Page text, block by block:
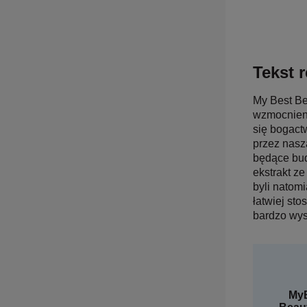
Tekst
My Best
się
przez
będące
ekstrakt
byli
łatwiej
bardzo